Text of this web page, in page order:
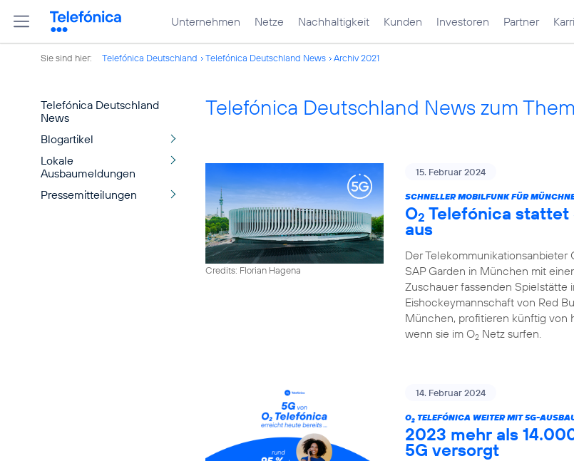
Unternehmen Netze Nachhaltigkeit Kunden Investoren Partner
Sie sind hier: Telefónica Deutschland Telefónica Deutschland News Archiv 2021
Telefónica Deutschland
News
Blogartikel
Lokale
Ausbaumeldungen
Pressemitteilungen
Telefónica Deutschland News zum
Credits: Florian Hagena
15. Februar 2024
SCHNELLER MOBILFUNK FÜR
O2 Telefónica stattet
aus
Der Telekommunikationsanbieter
SAP Garden in München mit
Zuschauer fassenden Spielstätte
Eishockeymannschaft von Red
München, profitieren künftig von
wenn sie im O2 Netz surfen.
14. Februar 2024
O2 TELEFÓNICA WEITER MIT 5G-
2023 mehr als
5G versorgt